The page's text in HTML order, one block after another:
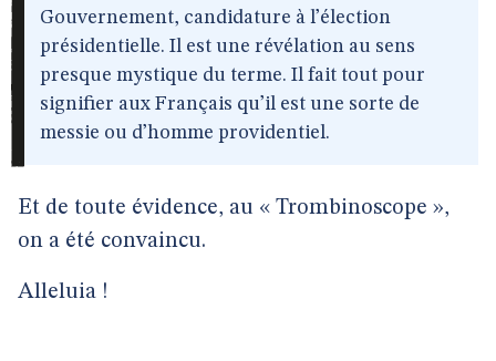
Gouvernement, candidature à lʼélection
présidentielle. Il est une révélation au sens
presque mystique du terme. Il fait tout pour
signifier aux Français quʼil est une sorte de
messie ou dʼhomme providentiel.
Et de toute évidence, au « Trombinoscope »,
on a été convaincu.
Alleluia !